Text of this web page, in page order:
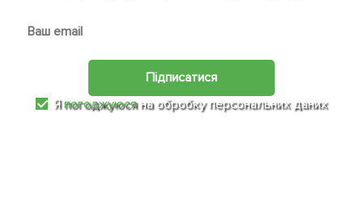
Підписатися
Япогоджуюся на обробку персональних даних